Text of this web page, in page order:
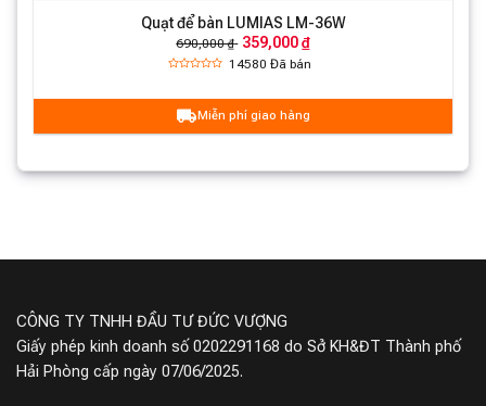
Quạt để bàn LUMIAS LM-36W
690,000 ₫ 359,000 ₫
14580Đã bán
Miễn phí giao hàng
CÔNG TY TNHH ĐẦU TƯ ĐỨC VƯỢNG
Giấy phép kinh doanh số 0202291168 do Sở KH&ĐT Thành phố
Hải Phòng cấp ngày 07/06/2025.